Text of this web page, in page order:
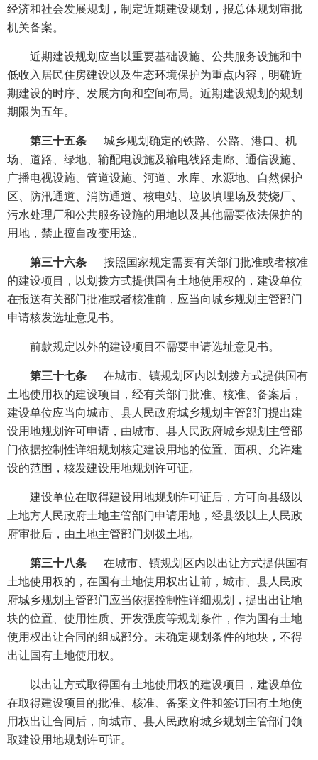
经济和社会发展规划，制定近期建设规划，报总体规划审批
机关备案。
近期建设规划应当以重要基础设施、公共服务设施和中
低收入居民住房建设以及生态环境保护为重点内容，明确近
期建设的时序、发展方向和空间布局。近期建设规划的规划
期限为五年。
第三十五条
城乡规划确定的铁路、公路、港口、机
场、道路、绿地、输配电设施及输电线路走廊、通信设施、
广播电视设施、管道设施、河道、水库、水源地、自然保护
区、防汛通道、消防通道、核电站、垃圾填埋场及焚烧厂、
污水处理厂和公共服务设施的用地以及其他需要依法保护的
用地，禁止擅自改变用途。
第三十六条
按照国家规定需要有关部门批准或者核准
的建设项目，以划拨方式提供国有土地使用权的，建设单位
在报送有关部门批准或者核准前，应当向城乡规划主管部门
申请核发选址意见书。
前款规定以外的建设项目不需要申请选址意见书。
第三十七条
在城市、镇规划区内以划拨方式提供国有
土地使用权的建设项目，经有关部门批准、核准、备案后，
建设单位应当向城市、县人民政府城乡规划主管部门提出建
设用地规划许可申请，由城市、县人民政府城乡规划主管部
门依据控制性详细规划核定建设用地的位置、面积、允许建
设的范围，核发建设用地规划许可证。
建设单位在取得建设用地规划许可证后，方可向县级以
上地方人民政府土地主管部门申请用地，经县级以上人民政
府审批后，由土地主管部门划拨土地。
第三十八条
在城市、镇规划区内以出让方式提供国有
土地使用权的，在国有土地使用权出让前，城市、县人民政
府城乡规划主管部门应当依据控制性详细规划，提出出让地
块的位置、使用性质、开发强度等规划条件，作为国有土地
使用权出让合同的组成部分。未确定规划条件的地块，不得
出让国有土地使用权。
以出让方式取得国有土地使用权的建设项目，建设单位
在取得建设项目的批准、核准、备案文件和签订国有土地使
用权出让合同后，向城市、县人民政府城乡规划主管部门领
取建设用地规划许可证。